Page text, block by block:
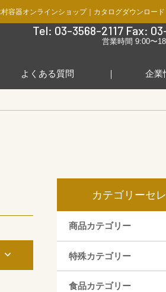
容器オンラインショップ｜ カタログダウンロード
Tel: 03-3568-2117 Fax:
営業時間 9:00〜
よくある質問 企業
カテゴリーセ
商品カテゴリー
特殊カテゴリー
食品カテゴリー